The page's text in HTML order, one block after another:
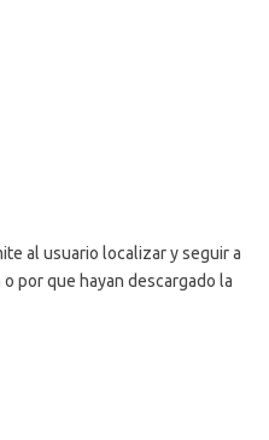
al usuario localizar y seguir a
por que hayan descargado la